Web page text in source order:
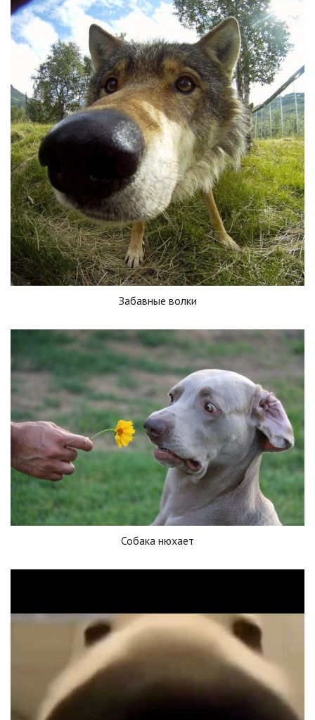
Забавные волки
Собака нюхает